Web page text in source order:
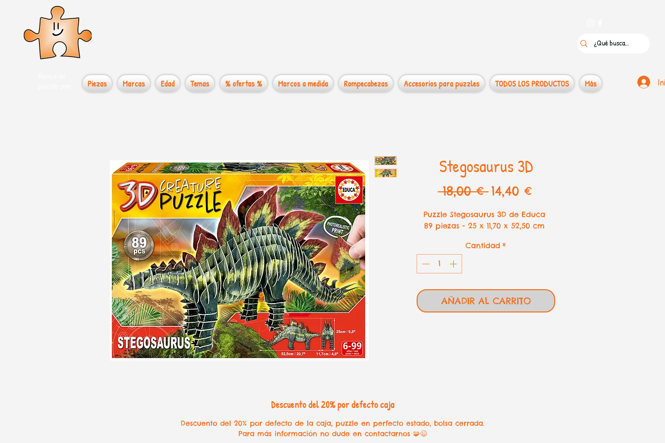
Piezas Marcas Edad Temas % ofertas % Marcos a medida Rompecabezas Accesorios para puzzles TODOS LOS PRODUCTOS Más
Stegosaurus 3D
18,00 € Precio
14,40 €Precio
oferta
Puzzle Stegosaurus 3D de Educa
89 piezas - 25 x 11,70 x 52,50 cm
Cantidad *
AÑADIR AL CARRITO
Descuento del 20% por defecto caja
Descuento del 20% por defecto de la caja, puzzle en perfecto estado, bolsa cerrada.
Para más información no dude en contactarnos 🧩😉